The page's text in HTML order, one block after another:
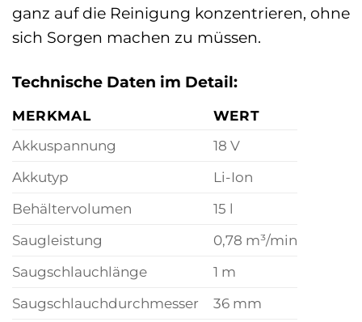
ganz auf die Reinigung konzentrieren, ohne
sich Sorgen machen zu müssen.
Technische Daten im Detail:
MERKMAL
WERT
Akkuspannung
18 V
Akkutyp
Li-Ion
Behältervolumen
15 l
Saugleistung
0,78 m³/min
Saugschlauchlänge
1 m
Saugschlauchdurchmesser
36 mm